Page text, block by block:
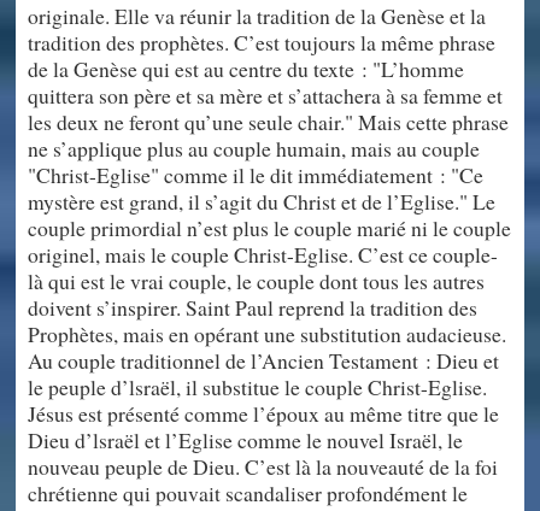
originale. Elle va réunir la tradition de la Genèse et la
tradition des prophètes. C’est toujours la même phrase
de la Genèse qui est au centre du texte : "L’homme
quittera son père et sa mère et s’attachera à sa femme et
les deux ne feront qu’une seule chair." Mais cette phrase
ne s’applique plus au couple humain, mais au couple
"Christ-Eglise" comme il le dit immédiatement : "Ce
mystère est grand, il s’agit du Christ et de l’Eglise." Le
couple primordial n’est plus le couple marié ni le couple
originel, mais le couple Christ-Eglise. C’est ce couple-
là qui est le vrai couple, le couple dont tous les autres
doivent s’inspirer. Saint Paul reprend la tradition des
Prophètes, mais en opérant une substitution audacieuse.
Au couple traditionnel de l’Ancien Testament : Dieu et
le peuple d’lsraël, il substitue le couple Christ-Eglise.
Jésus est présenté comme l’époux au même titre que le
Dieu d’lsraël et l’Eglise comme le nouvel Israël, le
nouveau peuple de Dieu. C’est là la nouveauté de la foi
chrétienne qui pouvait scandaliser profondément le